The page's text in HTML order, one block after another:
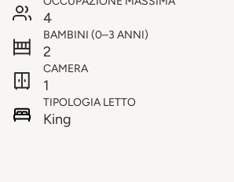
4
BAMBINI (0–3 ANNI)
2
CAMERA
1
TIPOLOGIA LETTO
King